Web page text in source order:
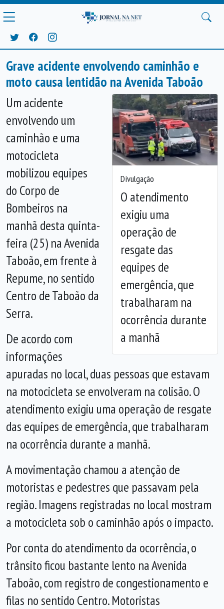
Grave acidente envolvendo caminhão e
moto causa lentidão na Avenida Taboão
Divulgação
O atendimento
exigiu uma
operação de
resgate das
equipes de
emergência, que
trabalharam na
ocorrência durante
a manhã
Anterior
Um acidente
envolvendo um
caminhão e uma
motocicleta
mobilizou equipes
do Corpo de
Bombeiros na
manhã desta quinta-
feira (25) na Avenida
Taboão, em frente à
Repume, no sentido
Centro de Taboão da
Serra.
De acordo com
informações
apuradas no local, duas pessoas que estavam
na motocicleta se envolveram na colisão. O
atendimento exigiu uma operação de resgate
das equipes de emergência, que trabalharam
na ocorrência durante a manhã.
A movimentação chamou a atenção de
motoristas e pedestres que passavam pela
região. Imagens registradas no local mostram
a motocicleta sob o caminhão após o impacto.
Por conta do atendimento da ocorrência, o
trânsito ficou bastante lento na Avenida
Taboão, com registro de congestionamento e
filas no sentido Centro. Motoristas